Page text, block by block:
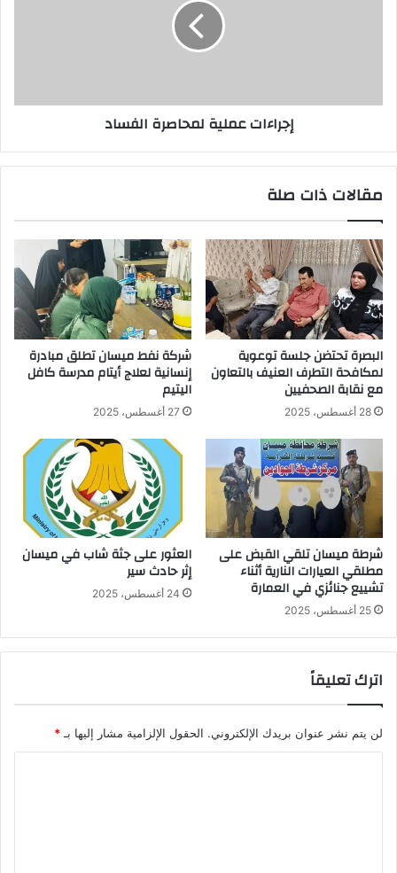
إجراءات عملية لمحاصرة الفساد
مقالات ذات صلة
البصرة تحتضن جلسة توعوية
لمكافحة التطرف العنيف بالتعاون
مع نقابة الصحفيين
28 أغسطس، 2025
شركة نفط ميسان تطلق مبادرة
إنسانية لعلاج أيتام مدرسة كافل
اليتيم
27 أغسطس، 2025
شرطة ميسان تلقي القبض على
مطلقي العيارات النارية أثناء
تشييع جنائزي في العمارة
25 أغسطس، 2025
العثور على جثة شاب في ميسان
إثر حادث سير
24 أغسطس، 2025
اترك تعليقاً
لن يتم نشر عنوان بريدك الإلكتروني. الحقول الإلزامية مشار إليها بـ*